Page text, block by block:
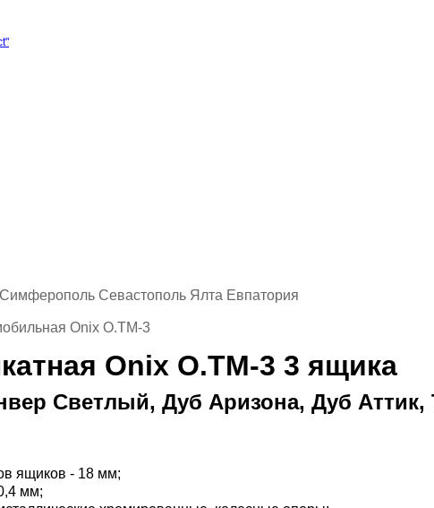
Севастополь Ялта Евпатория
Onix O.TM-3
Onix O.TM-3 3 ящика
Светлый, Дуб Аризона, Дуб
ящиков - 18 мм;
мм;